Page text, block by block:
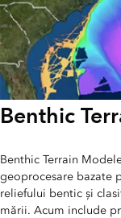
Benthic
Benthic Terrain
geoprocesare bazate
reliefului bentic și
mării. Acum include